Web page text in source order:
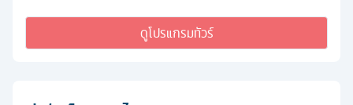
ดูโปรแกรมทัวร์